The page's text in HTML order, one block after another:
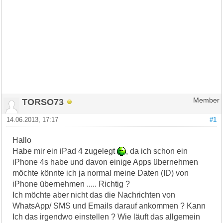
TORSO73 Member
#1
14.06.2013, 17:17
Hallo
Habe mir ein iPad 4 zugelegt
, da ich schon ein
iPhone 4s habe und davon einige Apps übernehmen
möchte könnte ich ja normal meine Daten (ID) von
iPhone übernehmen ..... Richtig ?
Ich möchte aber nicht das die Nachrichten von
WhatsApp/ SMS und Emails darauf ankommen ? Kann
Ich das irgendwo einstellen ? Wie läuft das allgemein